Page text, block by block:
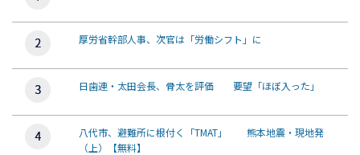
厚労省幹部人事、次官は「労働シフト」に
日歯連・太田会長、骨太を評価 要望「ほぼ入った」
八代市、避難所に根付く「TMAT」 熊本地震・現地発
（上）【無料】